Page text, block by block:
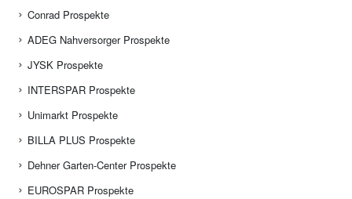
Conrad Prospekte
ADEG Nahversorger Prospekte
JYSK Prospekte
INTERSPAR Prospekte
Unimarkt Prospekte
BILLA PLUS Prospekte
Dehner Garten-Center Prospekte
EUROSPAR Prospekte